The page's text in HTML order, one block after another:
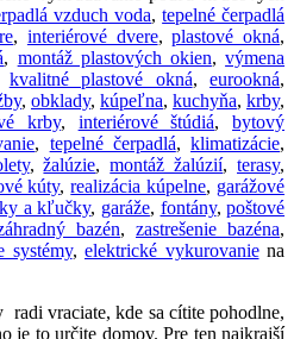
vzduch voda,tepelné čerpadlá
, interiérové dvere,plastové okná,
, montáž plastových okien,výmena
kvalitné plastové okná,eurookná,
, obklady, kúpeľna, kuchyňa, krby,
krby, interiérové štúdiá,bytový
, tepelné čerpadlá,klimatizácie,
,žalúzie,montáž žalúzií,terasy,
kúty,realizácia kúpelne, garážové
a kľučky, garáže, fontány,poštové
bazén, zastrešenie bazéna,
systémy, elektrické vykurovaniena
radi vraciate, kde sa cítite pohodlne,
je to určite domov. Pre ten najkrajší